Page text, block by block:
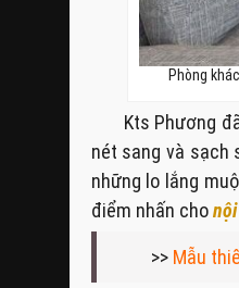
Phòng
Kts Phương
nét sang và sạch
những lo lắng
điểm nhấn cho
>> Mẫu